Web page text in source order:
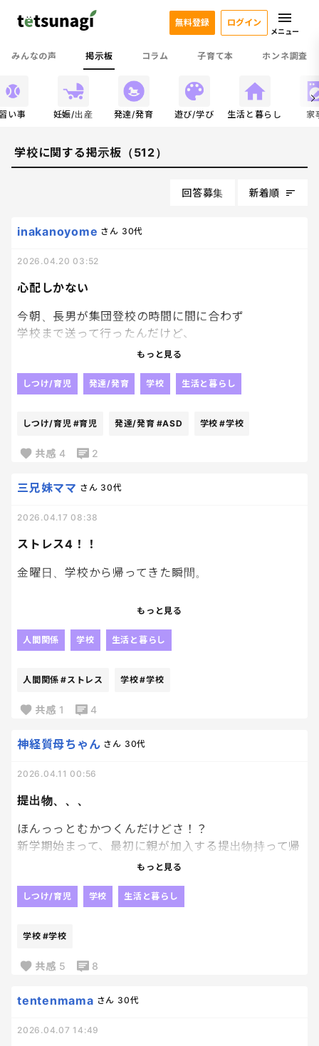
みんなの声 掲示板 コラム 子育て本 ホンネ調査
無料登録 ログイン
メニュー
い事 妊娠/出産 発達/発育 遊び/学び 生活と暮らし 家
学校に関する掲示板（512）
回答募集 新着順
心配しかない
inakanoyome さん 30代
2026.04.20 03:52
今朝、長男が集団登校の時間に間に合わず
学校まで送って行ったんだけど、
じゃぁここまでねって言っても
それでも行くしかないから
おじいちゃんみたいに背中丸めて
笑顔で手を振ってくれなきゃ…
ずっと下校の時間気にして時計見てる🥹
動かなくなっちゃうんだろうか～
言わなきゃいいのか。って思うんだけど
どうすりゃいいのさ。笑
一日楽しくなるだろうに。
ASDについても色々調べてるけど難しい…
怒らずに送り出したいし
成功率の低さ‼‼‼😭
もっと見る
しつけ/育児 発達/発育 学校 生活と暮らし
しつけ/育児 #育児 発達/発育 #ASD 学校 #学校
共感 4 2
ストレス4！！
三兄妹ママ さん 30代
2026.04.17 08:38
金曜日、学校から帰ってきた瞬間。
上履き、体操着袋、ブックバッグ、全部バーンって置
か、
もっと見る
人間関係 学校 生活と暮らし
人間関係 #ストレス 学校#学校
共感 1 4
提出物、、、
神経質母ちゃん さん 30代
2026.04.11 00:56
ほんっっとむかつくんだけどさ！？
新学期始まって、最初に親が加入する提出物持って帰
ってくるから、私すぐ書いて翌日にはしっかり提出
未提出ですよ〜って学校から連絡くるの腹立
って、子供に文句の嵐よ
もっと見る
しつけ/育児 学校 生活と暮らし
学校 #学校
共感 5 8
tentenmama さん 30代
2026.04.07 14:49